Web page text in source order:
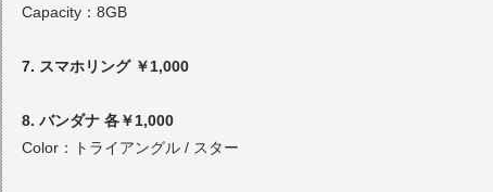
Capacity：8GB
7. スマホリング ￥1,000
8. バンダナ 各￥1,000
Color：トライアングル / スター